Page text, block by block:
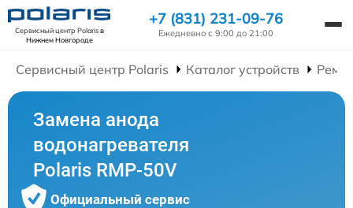
Сервисный центр Polarisв
Нижнем Новгороде
+7 (831) 231-09-76
Ежедневно с 9:00 до 21:00
Сервисный центр Polaris Каталог устройств
Замена анода
водонагревателя
Polaris RMP-50V
Официальный сервис